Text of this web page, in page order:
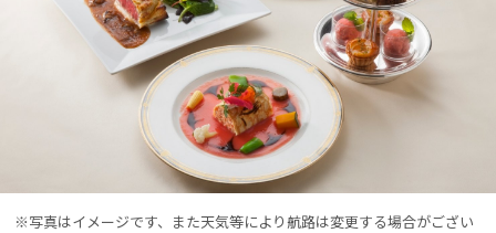
※写真はイメージです、また天気等により航路は変更する場合がござい